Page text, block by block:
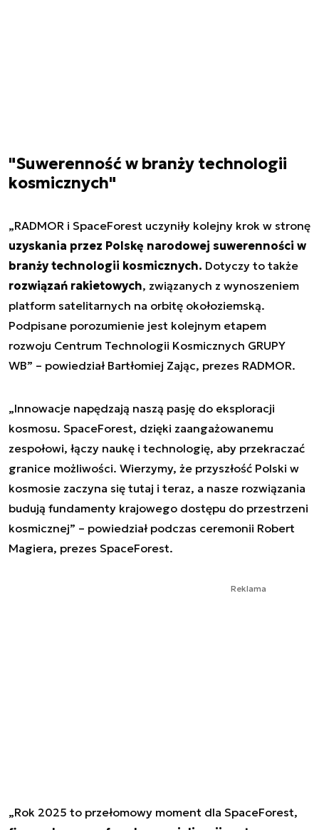
"Suwerenność w branży technologii
kosmicznych"
„RADMOR i SpaceForest uczyniły kolejny krok w stronę
uzyskania przez Polskę narodowej suwerenności w
branży technologii kosmicznych. Dotyczy to także
rozwiązań rakietowych, związanych z wynoszeniem
platform satelitarnych na orbitę okołoziemską.
Podpisane porozumienie jest kolejnym etapem
rozwoju Centrum Technologii Kosmicznych GRUPY
WB” – powiedział Bartłomiej Zając, prezes RADMOR.
„Innowacje napędzają naszą pasję do eksploracji
kosmosu. SpaceForest, dzięki zaangażowanemu
zespołowi, łączy naukę i technologię, aby przekraczać
granice możliwości. Wierzymy, że przyszłość Polski w
kosmosie zaczyna się tutaj i teraz, a nasze rozwiązania
budują fundamenty krajowego dostępu do przestrzeni
kosmicznej” – powiedział podczas ceremonii Robert
Magiera, prezes SpaceForest.
Reklama
„Rok 2025 to przełomowy moment dla SpaceForest,